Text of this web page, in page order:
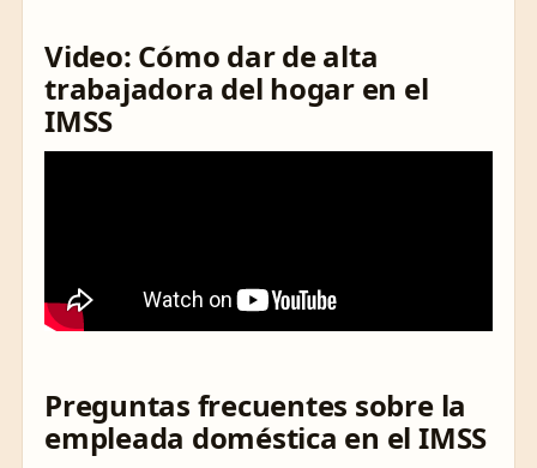
Video: Cómo dar de alta
trabajadora del hogar en el
IMSS
Preguntas frecuentes sobre la
empleada doméstica en el IMSS